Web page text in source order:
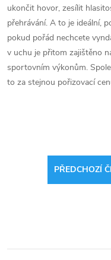
ukončit hovor, zesílit
přehrávání. A to je ideální,
pokud pořád nechcete
v uchu je přitom zajištěno
sportovním výkonům.
to za stejnou pořizovací
PŘEDCHOZÍ